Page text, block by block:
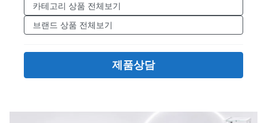
카테고리 상품 전체보기
브랜드 상품 전체보기
제품상담